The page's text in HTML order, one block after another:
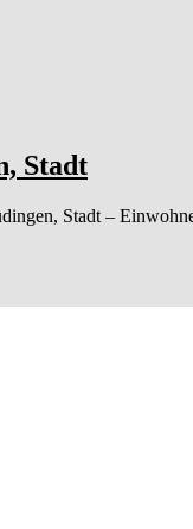
Stadt
Stadt –